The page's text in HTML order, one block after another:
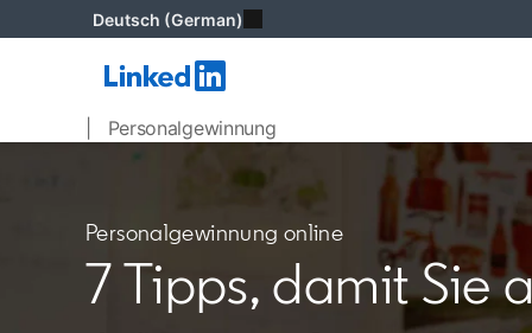
Deutsch (German)
| Personalgewinnung
Personalgewinnung online
7 Tipps, damit Sie